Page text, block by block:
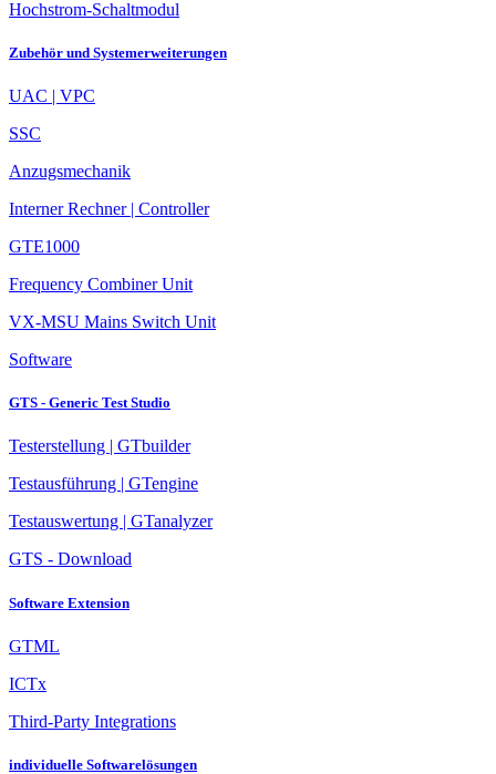
Hochstrom-Schaltmodul
Zubehör und Systemerweiterungen
UAC | VPC
SSC
Anzugsmechanik
Interner Rechner | Controller
GTE1000
Frequency Combiner Unit
VX-MSU Mains Switch Unit
Software
GTS - Generic Test Studio
Testerstellung | GTbuilder
Testausführung | GTengine
Testauswertung | GTanalyzer
GTS - Download
Software Extension
GTML
ICTx
Third-Party Integrations
individuelle Softwarelösungen